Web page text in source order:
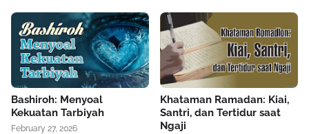
Bashiroh: Menyoal
Kekuatan Tarbiyah
February 27, 2026
Khataman Ramadan: Kiai,
Santri, dan Tertidur saat
Ngaji